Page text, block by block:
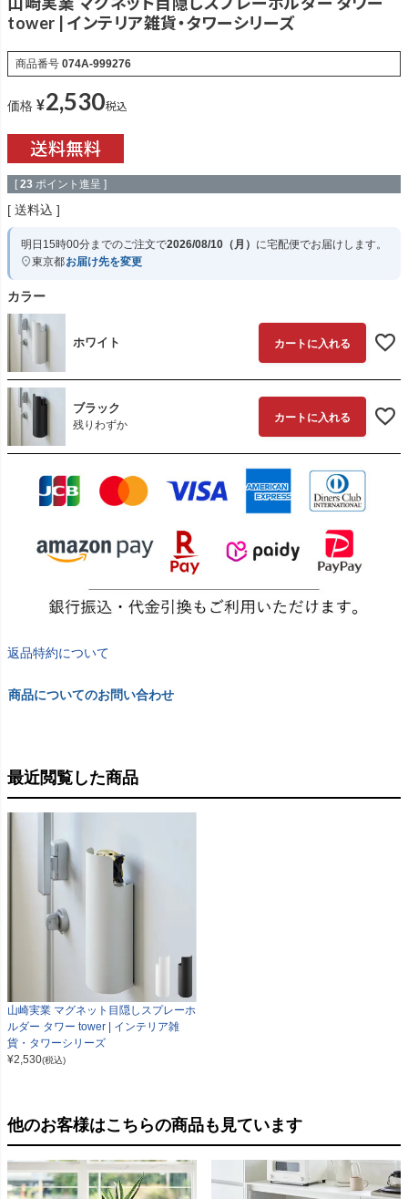
tower | インテリア雑貨・タワーシリーズ
商品番号 074A-999276
価格 ¥2,530税込
[ 23 ポイント進呈 ]
送料込
明日 15時00分までのご注文で2026/08/10（月） に宅配便でお届けします。
東京都お届け先を変更
カラー
ホワイト カートに入れる
ブラック
残りわずか
カートに入れる
返品特約について
商品についてのお問い合わせ
最近閲覧した商品
山崎実業 マグネット目隠しスプレーホ
ルダー タワー tower | インテリア雑
貨・タワーシリーズ
¥2,530(税込)
他のお客様はこちらの商品も見ています